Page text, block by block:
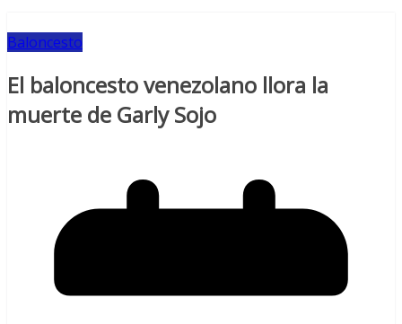
Baloncesto
El baloncesto venezolano llora la
muerte de Garly Sojo